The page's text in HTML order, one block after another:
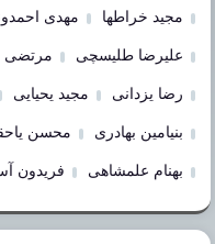
مجید خراطها مهدی
علیرضا طلیسچی مرتضی
رضا یزدانی مجید یحیایی
بنیامین بهادری محسن
بهنام علمشاهی فریدون